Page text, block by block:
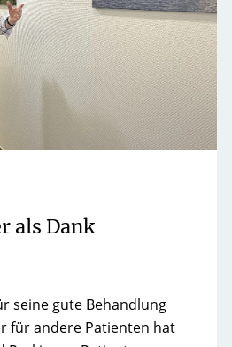
als Dank
seine gute Behandlung
für andere Patienten hat